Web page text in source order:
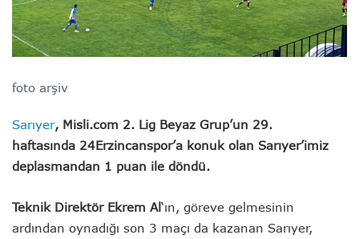
foto arşiv
Sarıyer, Misli.com 2. Lig Beyaz Grup’un 29.
haftasında 24Erzincanspor’a konuk olan Sarıyer’imiz
deplasmandan 1 puan ile döndü.
Teknik Direktör Ekrem Al‘ın, göreve gelmesinin
ardından oynadığı son 3 maçı da kazanan Sarıyer,